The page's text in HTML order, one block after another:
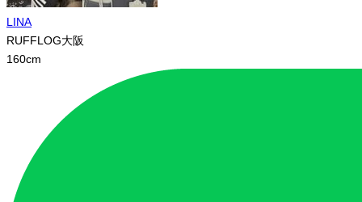
LINA
RUFFLOG大阪
160cm